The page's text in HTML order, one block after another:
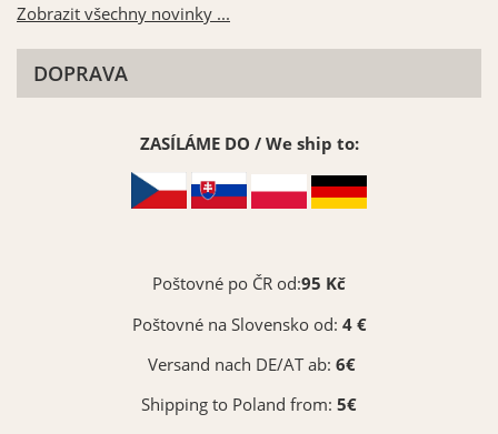
Zobrazit všechny novinky ...
DOPRAVA
ZASÍLÁME DO / We ship to:
Poštovné po ČR od:95 Kč
Poštovné na Slovensko od: 4 €
Versand nach DE/AT ab: 6€
Shipping to Poland from: 5€